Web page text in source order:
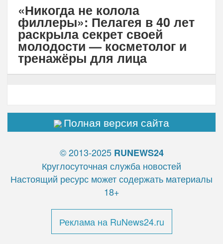
«Никогда не колола
филлеры»: Пелагея в 40 лет
раскрыла секрет своей
молодости — косметолог и
тренажёры для лица
Полная версия сайта
© 2013-2025 RUNEWS24
Круглосуточная служба новостей
Настоящий ресурс может содержать материалы
18+
Реклама на RuNews24.ru